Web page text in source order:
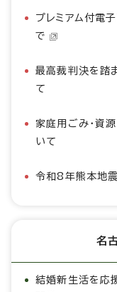
プレミアム付電
で
最高裁判決を踏
て
家庭用ごみ・資
いて
令和8年熊本地
名
結婚新生活を応